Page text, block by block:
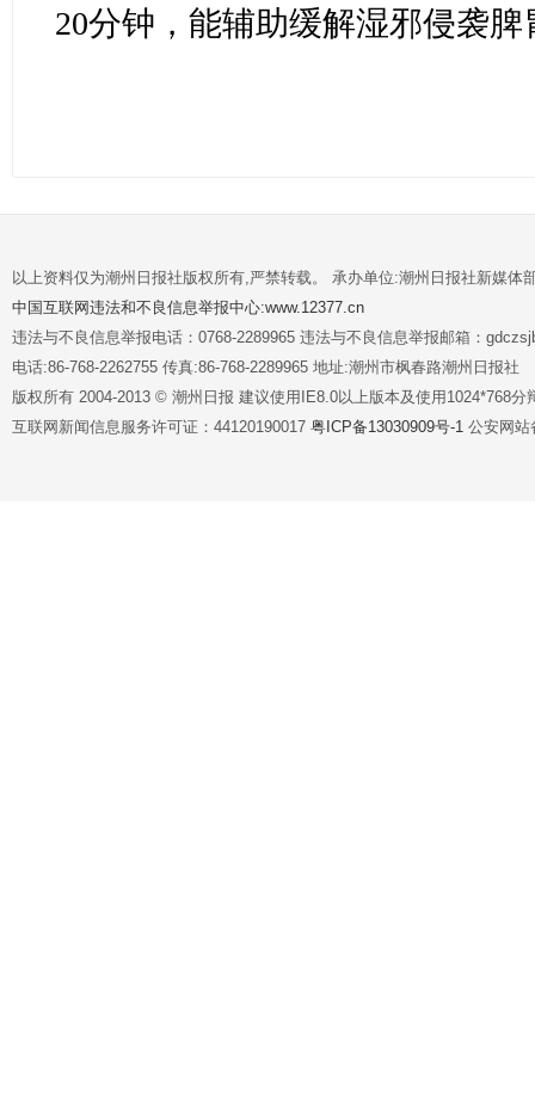
20分钟，能辅助缓解湿邪侵袭
以上资料仅为潮州日报社版权所有,严禁转载。 承办单位:潮州日报社新媒体
中国互联网违法和不良信息举报中心:www.12377.cn
违法与不良信息举报电话：0768-2289965 违法与不良信息举报邮箱：
电话:86-768-2262755 传真:86-768-2289965 地址:潮州市枫春路潮州日报社
版权所有 2004-2013 © 潮州日报 建议使用IE8.0以上版本及使用1024*768分
互联网新闻信息服务许可证：44120190017 粤ICP备13030909号-1 公安网站